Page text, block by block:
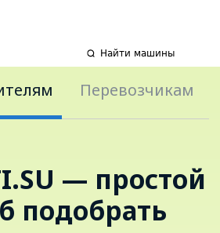
Найти машины
Перевозчикам
— простой
груза